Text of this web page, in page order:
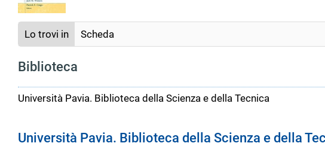
documento
Lo trovi in Scheda
Biblioteca
Università Pavia. Biblioteca della Scienza e della Tecnica
Università Pavia. Biblioteca della Scienza e della